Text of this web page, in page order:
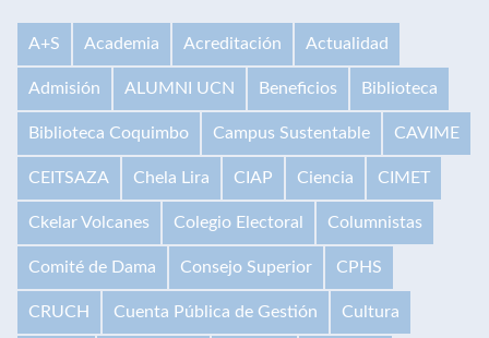
A+S Academia Acreditación Actualidad
Admisión ALUMNI UCN Beneficios Biblioteca
Biblioteca Coquimbo Campus Sustentable CAVIME
CEITSAZA Chela Lira CIAP Ciencia CIMET
Ckelar Volcanes Colegio Electoral Columnistas
Comité de Dama Consejo Superior CPHS
CRUCH Cuenta Pública de Gestión Cultura